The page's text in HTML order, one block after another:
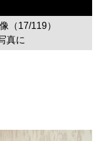
（17/119）
真に